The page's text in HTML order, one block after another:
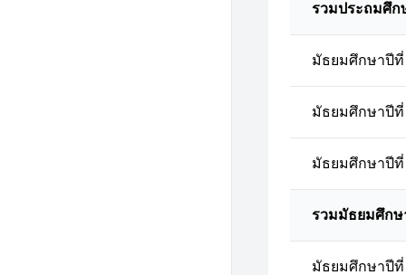
รวมประถมศึก
มัธยมศึกษาปีที่
มัธยมศึกษาปีที่
มัธยมศึกษาปีที่
รวมมัธยมศึก
มัธยมศึกษาปีที่